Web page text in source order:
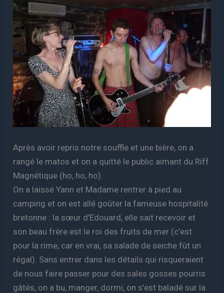
Après avoir repris notre souffle et une bière, on a
rangé le matos et on a quitté le public aimant du Riff
Magnétique (ho, ho, ho).
On a laissé Yann et Madame rentrer à pied au
camping et on est allé goûter la fameuse hospitalité
bretonne : la sœur d’Edouard, elle sait recevoir et
son beau frère est le roi des fruits de mer (c’est
pour la rime, car en vrai, sa salade de seiche fût un
régal). Sans entrer dans les détails qui risqueraient
de nous faire passer pour des sales gosses pourris
gâtés, on a bu, manger, dormi, on s’est baladé sur la